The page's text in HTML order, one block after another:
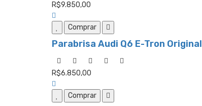
R$9.850,00
Comprar
Parabrisa Audi Q6 E-Tron Original
R$6.850,00
Comprar